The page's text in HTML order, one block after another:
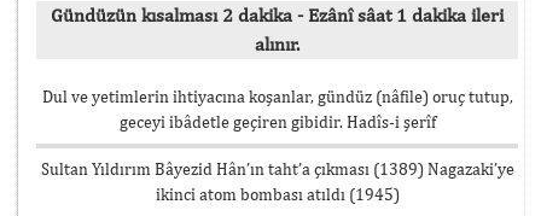
Gündüzün kısalması 2 dakika - Ezânî sâat 1 dakika ileri
alınır.
Dul ve yetimlerin ihtiyacına koşanlar, gündüz (nâfile) oruç tutup,
geceyi ibâdetle geçiren gibidir. Hadîs-i şerîf
Sultan Yıldırım Bâyezid Hân’ın taht’a çıkması (1389) Nagazaki’ye
ikinci atom bombası atıldı (1945)